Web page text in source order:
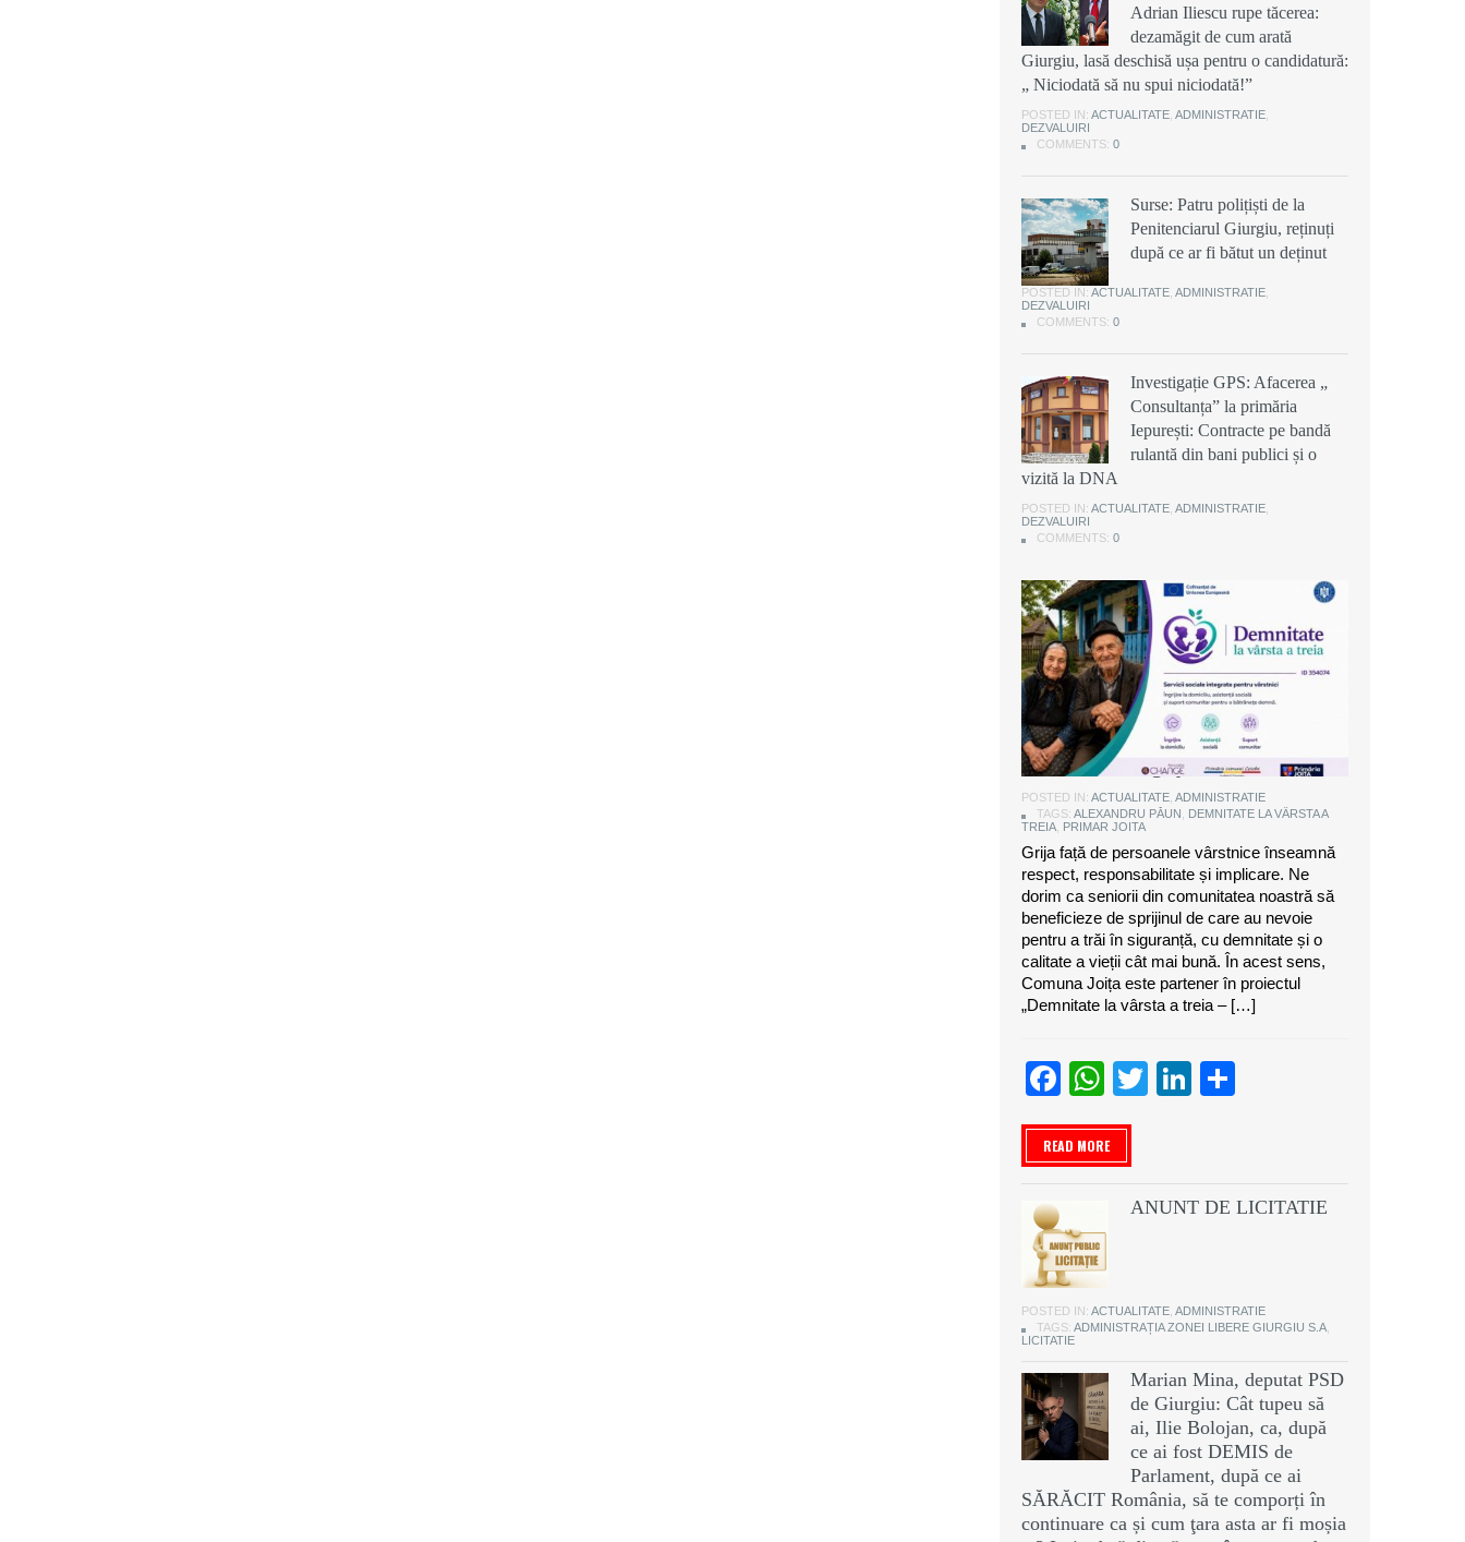
Adrian Iliescu rupe tăcerea:
dezamăgit de cum arată
Giurgiu, lasă deschisă ușa pentru o candidatură:
„ Niciodată să nu spui niciodată!”
POSTED IN: ACTUALITATE ADMINISTRATIE
DEZVALUIRI
COMMENTS: 0
Surse: Patru polițiști de la
Penitenciarul Giurgiu, reținuți
după ce ar fi bătut un deținut
POSTED IN: ACTUALITATE ADMINISTRATIE
DEZVALUIRI
COMMENTS: 0
Investigație GPS: Afacerea „
Consultanța” la primăria
Iepurești: Contracte pe bandă
rulantă din bani publici și o
vizită la DNA
POSTED IN: ACTUALITATE ADMINISTRATIE
DEZVALUIRI
COMMENTS: 0
Alexandru Păun, primarul comunei
Joița: O comunitate puternică este
aceea care are grijă de seniorii săi
POSTED IN: ACTUALITATE ADMINISTRATIE
TAGS: ALEXANDRU PĂUN
DEMNITATE LA VÂRSTA A
TREIA PRIMAR JOITA
Grija față de persoanele vârstnice înseamnă
respect, responsabilitate și implicare. Ne
dorim ca seniorii din comunitatea noastră să
beneficieze de sprijinul de care au nevoie
pentru a trăi în siguranță, cu demnitate și o
calitate a vieții cât mai bună. În acest sens,
Comuna Joița este partener în proiectul
„Demnitate la vârsta a treia – […]
Facebook
WhatsApp
TwitterLinkedIn
READ MORE
ANUNT DE LICITATIE
POSTED IN: ACTUALITATE ADMINISTRATIE
TAGS: ADMINISTRAȚIA ZONEI LIBERE GIURGIU S.A
LICITATIE
Marian Mina, deputat PSD
de Giurgiu: Cât tupeu să
ai, Ilie Bolojan, ca, după
ce ai fost DEMIS de
Parlament, după ce ai
SĂRĂCIT România, să te comporți în
continuare ca și cum ţara asta ar fi moșia